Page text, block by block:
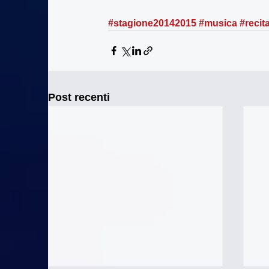
#stagione20142015 #musica
Post recenti